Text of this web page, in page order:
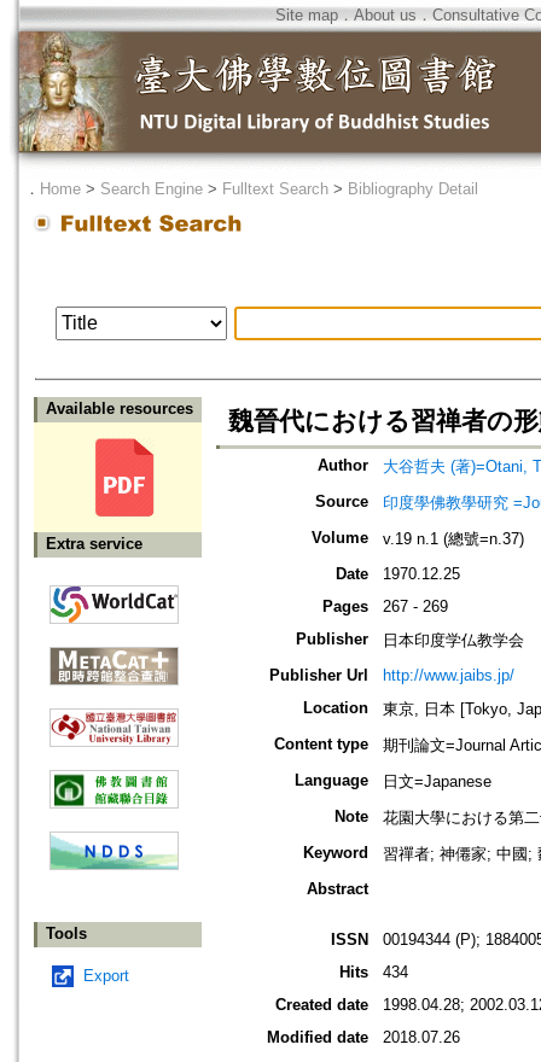
Site map．About us ． Consultative
． Home > Search Engine > Fulltext Search > Bibliography Detail
Available resources
Extra service
Tools
Export
魏晉代における習禅者の
Author
大谷哲夫 (著)=Otani,
Source
印度學佛教學研究
Volume
v.19 n.1 (總號=n.37)
Date
1970.12.25
Pages
267 - 269
Publisher
日本印度学仏教学会
Publisher Url
http://www.jaibs.jp/
Location
東京, 日本 [Tokyo,
Content type
期刊論文=Journal
Language
日文=Japanese
Note
花園大學における第
Keyword
習禪者; 神僊家; 中國;
Abstract
ISSN
00194344 (P);
Hits
434
Created date
1998.04.28;
Modified date
2018.07.26